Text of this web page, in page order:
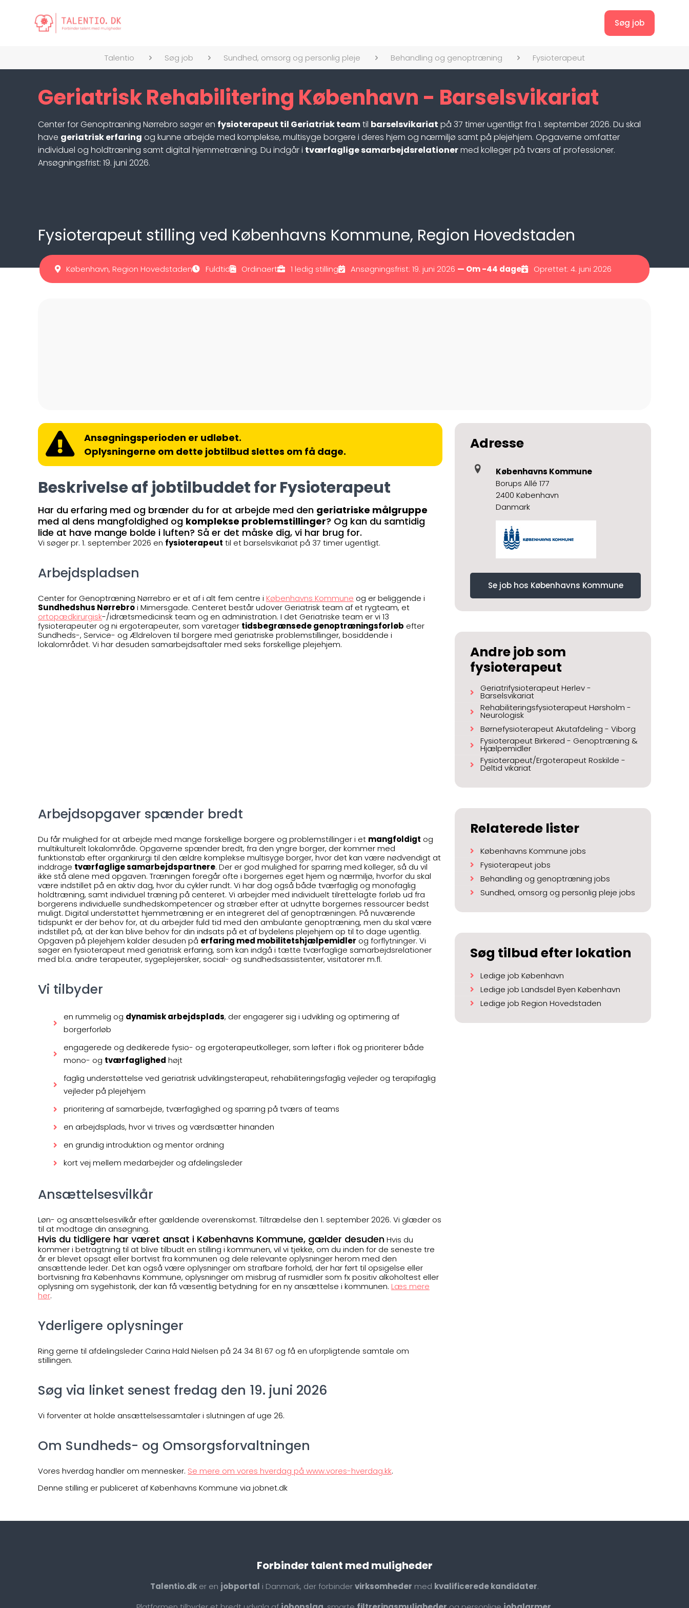
Søg job
Talentio Søg job Sundhed, omsorg og personlig pleje Behandling og genoptræning Fysioterapeut
Geriatrisk Rehabilitering København - Barselsvikariat
Center for Genoptræning Nørrebro søger en fysioterapeut til Geriatrisk teamtil barselsvikariat på 37 timer ugentligt fra 1. september 2026. Du skal
have geriatrisk erfaring og kunne arbejde med komplekse, multisyge borgere i deres hjem og nærmiljø samt på plejehjem. Opgaverne omfatter
individuel og holdtræning samt digital hjemmetræning. Du indgår i tværfaglige samarbejdsrelationermed kolleger på tværs af professioner.
Ansøgningsfrist: 19. juni 2026.
Fysioterapeut stilling ved Københavns Kommune, Region Hovedstaden
København, Region Hovedstaden Fuldtid Ordinaert 1 ledig stilling Ansøgningsfrist: 19. juni 2026 — Om -44 dage Oprettet: 4. juni 2026
Ansøgningsperioden er udløbet.
Oplysningerne om dette jobtilbud slettes om få dage.
Beskrivelse af jobtilbuddet for Fysioterapeut
Har du erfaring med og brænder du for at arbejde med den geriatriske målgruppe
med al dens mangfoldighed og komplekse problemstillinger? Og kan du samtidig
lide at have mange bolde i luften? Så er det måske dig, vi har brug for.
Vi søger pr. 1. september 2026 en fysioterapeut til et barselsvikariat på 37 timer ugentligt.
Arbejdspladsen
Center for Genoptræning Nørrebro er et af i alt fem centre i Københavns Kommune og er beliggende i
Sundhedshus Nørrebroi Mimersgade. Centeret består udover Geriatrisk team af et rygteam, et
ortopædkirurgisk-/idrætsmedicinsk team og en administration. I det Geriatriske team er vi 13
fysioterapeuter og ni ergoterapeuter, som varetager tidsbegrænsede genoptræningsforløb efter
Sundheds-, Service- og Ældreloven til borgere med geriatriske problemstillinger, bosiddende i
lokalområdet. Vi har desuden samarbejdsaftaler med seks forskellige plejehjem.
Arbejdsopgaver spænder bredt
Du får mulighed for at arbejde med mange forskellige borgere og problemstillinger i et mangfoldigt og
multikulturelt lokalområde. Opgaverne spænder bredt, fra den yngre borger, der kommer med
funktionstab efter organkirurgi til den ældre komplekse multisyge borger, hvor det kan være nødvendigt at
inddrage tværfaglige samarbejdspartnere. Der er god mulighed for sparring med kolleger, så du vil
ikke stå alene med opgaven. Træningen foregår ofte i borgernes eget hjem og nærmiljø, hvorfor du skal
være indstillet på en aktiv dag, hvor du cykler rundt. Vi har dog også både tværfaglig og monofaglig
holdtræning, samt individuel træning på centeret. Vi arbejder med individuelt tilrettelagte forløb ud fra
borgerens individuelle sundhedskompetencer og stræber efter at udnytte borgernes ressourcer bedst
muligt. Digital understøttet hjemmetræning er en integreret del af genoptræningen. På nuværende
tidspunkt er der behov for, at du arbejder fuld tid med den ambulante genoptræning, men du skal være
indstillet på, at der kan blive behov for din indsats på et af bydelens plejehjem op til to dage ugentlig.
Opgaven på plejehjem kalder desuden på erfaring med mobilitetshjælpemidler og forflytninger. Vi
søger en fysioterapeut med geriatrisk erfaring, som kan indgå i tætte tværfaglige samarbejdsrelationer
med bl.a. andre terapeuter, sygeplejersker, social- og sundhedsassistenter, visitatorer m.fl.
Vi tilbyder
en rummelig og dynamisk arbejdsplads, der engagerer sig i udvikling og optimering af
borgerforløb
engagerede og dedikerede fysio- og ergoterapeutkolleger, som løfter i flok og prioriterer både
mono- og tværfaglighed højt
faglig understøttelse ved geriatrisk udviklingsterapeut, rehabiliteringsfaglig vejleder og terapifaglig
vejleder på plejehjem
prioritering af samarbejde, tværfaglighed og sparring på tværs af teams
en arbejdsplads, hvor vi trives og værdsætter hinanden
en grundig introduktion og mentor ordning
kort vej mellem medarbejder og afdelingsleder
Ansættelsesvilkår
Løn- og ansættelsesvilkår efter gældende overenskomst. Tiltrædelse den 1. september 2026. Vi glæder os
til at modtage din ansøgning.
Hvis du tidligere har været ansat i Københavns Kommune, gælder desudenHvis du
kommer i betragtning til at blive tilbudt en stilling i kommunen, vil vi tjekke, om du inden for de seneste tre
år er blevet opsagt eller bortvist fra kommunen og dele relevante oplysninger herom med den
ansættende leder. Det kan også være oplysninger om strafbare forhold, der har ført til opsigelse eller
bortvisning fra Københavns Kommune, oplysninger om misbrug af rusmidler som fx positiv alkoholtest eller
oplysning om sygehistorik, der kan få væsentlig betydning for en ny ansættelse i kommunen. Læs mere
her.
Yderligere oplysninger
Ring gerne til afdelingsleder Carina Hald Nielsen på 24 34 81 67 og få en uforpligtende samtale om
stillingen.
Søg via linket senest fredag den 19. juni 2026
Vi forventer at holde ansættelsessamtaler i slutningen af uge 26.
Om Sundheds- og Omsorgsforvaltningen
Vores hverdag handler om mennesker. Se mere om vores hverdag på www.vores-hverdag.kk.
Denne stilling er publiceret af Københavns Kommune via jobnet.dk
Adresse
Københavns Kommune
Borups Allé 177
2400 København
Danmark
Se job hos Københavns Kommune
Andre job som
fysioterapeut
Geriatrifysioterapeut Herlev -
Barselsvikariat
Rehabiliteringsfysioterapeut Hørsholm -
Neurologisk
Børnefysioterapeut Akutafdeling - Viborg
Fysioterapeut Birkerød - Genoptræning &
Hjælpemidler
Fysioterapeut/Ergoterapeut Roskilde -
Deltid vikariat
Relaterede lister
Københavns Kommune jobs
Fysioterapeut jobs
Behandling og genoptræning jobs
Sundhed, omsorg og personlig pleje jobs
Søg tilbud efter lokation
Ledige job København
Ledige job Landsdel Byen København
Ledige job Region Hovedstaden
Forbinder talent med muligheder
Talentio.dk er en jobportal i Danmark, der forbindervirksomheder med kvalificerede kandidater.